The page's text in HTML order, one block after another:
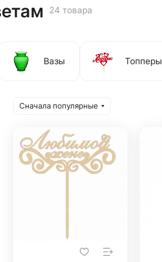
24 товара
Вазы Топперы
Сначала популярные